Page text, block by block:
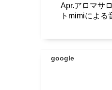
Apr.アロマサ
トmimiによる
google